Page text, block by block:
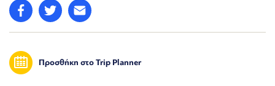
Προσθήκη στο Trip Planner